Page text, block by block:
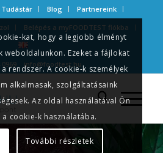
Tudástár Blog
Partnereink
Belépés a myFOODTEST fiókba
0969 info@foodtest.hu
kat, hogy a legjobb élményt
weboldalunkon. Ezeket a fájlokat
rendszer. A cookie-k személyek
alkalmasak, szolgáltatásaink
Az oldal használatával Ön
a cookie-k használatába.
További részletek